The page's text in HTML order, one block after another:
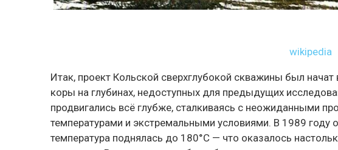
wikipedia
Итак, проект Кольской сверхглубокой скважины был
коры на глубинах, недоступных для предыдущих
продвигались всё глубже, сталкиваясь с неожиданными
температурами и экстремальными условиями. В 1989 году
температура поднялась до 180°C — что оказалось